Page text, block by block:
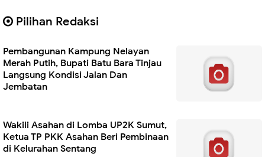
Pilihan Redaksi
Pembangunan Kampung Nelayan
Merah Putih, Bupati Batu Bara Tinjau
Langsung Kondisi Jalan Dan
Jembatan
Wakili Asahan di Lomba UP2K Sumut,
Ketua TP PKK Asahan Beri Pembinaan
di Kelurahan Sentang